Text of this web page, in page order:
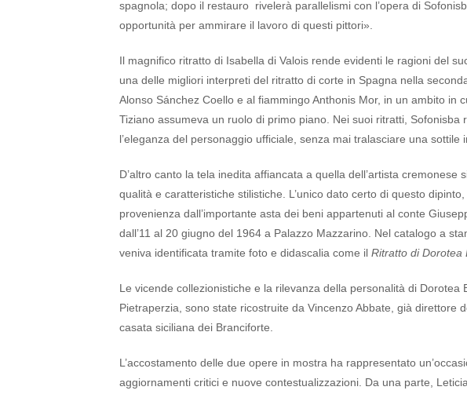
spagnola; dopo il restauro rivelerà parallelismi con l’opera di
opportunità per ammirare il lavoro di questi pittori».
Il magnifico ritratto di Isabella di Valois rende evidenti le ragioni del
una delle migliori interpreti del ritratto di corte in Spagna nella
Alonso Sánchez Coello e al fiammingo Anthonis Mor, in un ambito in
Tiziano assumeva un ruolo di primo piano. Nei suoi ritratti, Sofonisba
l’eleganza del personaggio ufficiale, senza mai tralasciare una sottile
D’altro canto la tela inedita affiancata a quella dell’artista
qualità e caratteristiche stilistiche. L’unico dato certo di questo
provenienza dall’importante asta dei beni appartenuti al conte
dall’11 al 20 giugno del 1964 a Palazzo Mazzarino. Nel catalogo a
veniva identificata tramite foto e didascalia come il Ritratto di Dorotea
Le vicende collezionistiche e la rilevanza della personalità di Dorotea
Pietraperzia, sono state ricostruite da Vincenzo Abbate, già direttore
casata siciliana dei Branciforte.
L’accostamento delle due opere in mostra ha rappresentato
aggiornamenti critici e nuove contestualizzazioni. Da una parte,